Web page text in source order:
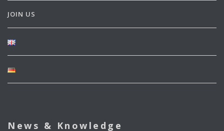
JOIN US
News & Knowledge